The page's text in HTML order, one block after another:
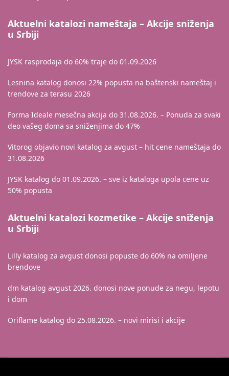
Aktuelni katalozi nameštaja – Akcije sniženja
u Srbiji
JYSK rasprodaja do 60% traje do 01.09.2026
Lesnina katalog donosi 22% popusta na baštenski nameštaj i
trendove za terasu 2026
Forma Ideale mesečna akcija do 31.08.2026. – Ponuda za svaki
deo vašeg doma sa sniženjima do 47%
Vitorog objavio novi katalog za avgust – hit cene nameštaja do
31.08.2026
JYSK katalog do 01.09.2026. – sve iz kataloga upola cene uz
50% popusta
Aktuelni katalozi kozmetike – Akcije sniženja
u Srbiji
Lilly katalog za avgust donosi popuste do 60% na omiljene
brendove
dm katalog avgust 2026. donosi nove ponude za negu, lepotu
i dom
Oriflame katalog do 25.08.2026. – novi mirisi i akcije